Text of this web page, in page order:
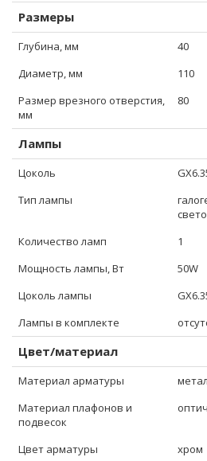
Размеры
Глубина, мм
40
Диаметр, мм
110
Размер врезного отверстия,
мм
80
Лампы
Цоколь
Тип лампы
Количество ламп
1
Мощность лампы, Вт
50W
Цоколь лампы
Лампы в комплекте
Цвет/материал
Материал арматуры
Материал плафонов и
подвесок
Цвет арматуры хром